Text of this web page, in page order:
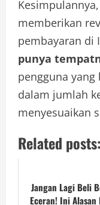
memberikan
pembayaran di
punya
pengguna
dalam jumlah
menyesuaikan
Related posts:
Jangan Lagi Beli
Eceran! Ini Alasan